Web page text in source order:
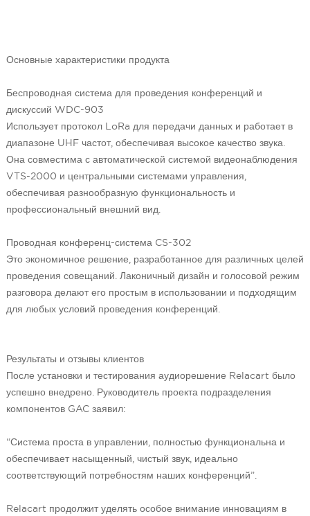
Основные характеристики продукта
Беспроводная система для проведения конференций и
дискуссий WDC-903
Использует протокол LoRa для передачи данных и работает в
диапазоне UHF частот, обеспечивая высокое качество звука.
Она совместима с автоматической системой видеонаблюдения
VTS-2000 и центральными системами управления,
обеспечивая разнообразную функциональность и
профессиональный внешний вид.
Проводная конференц-система CS-302
Это экономичное решение, разработанное для различных целей
проведения совещаний. Лаконичный дизайн и голосовой режим
разговора делают его простым в использовании и подходящим
для любых условий проведения конференций.
Результаты и отзывы клиентов
После установки и тестирования аудиорешение Relacart было
успешно внедрено. Руководитель проекта подразделения
компонентов GAC заявил:
“Система проста в управлении, полностью функциональна и
обеспечивает насыщенный, чистый звук, идеально
соответствующий потребностям наших конференций”.
Relacart продолжит уделять особое внимание инновациям в